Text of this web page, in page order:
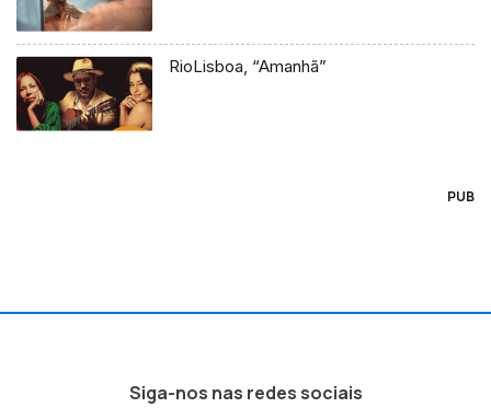
RioLisboa, “Amanhã”
PUB
Siga-nos nas redes sociais